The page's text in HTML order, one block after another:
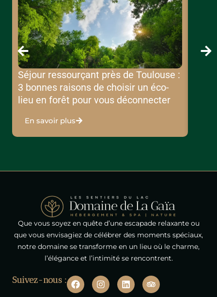
Séjour ressourçant près de Toulouse :
3 bonnes raisons de choisir un éco-
lieu en forêt pour vous déconnecter
En savoir plus
Que vous soyez en quête d’une escapade relaxante ou
que vous envisagiez de célébrer des moments spéciaux,
notre domaine se transforme en un lieu où le charme,
l’élégance et l’intimité se rencontrent.
Suivez-nous :
F
a
I
n
L
i
T
r